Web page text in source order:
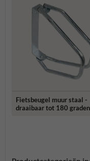
Fietsbeugel muur staal -
draaibaar tot 180 graden